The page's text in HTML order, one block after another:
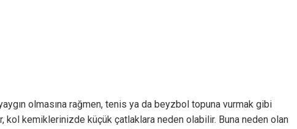
olmasına rağmen, tenis ya da beyzbol topuna vurmak gibi
kol kemiklerinizde küçük çatlaklara neden olabilir. Buna neden olan